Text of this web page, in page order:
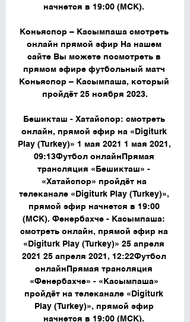
начнется в 19:00 (МСК).
Коньяспор – Касымпаша смотреть
онлайн прямой эфир На нашем
сайте Вы можете посмотреть в
прямом эфире футбольный матч
Коньяспор – Касымпаша, который
пройдёт 25 ноября 2023.
Бешикташ - Хатайспор: смотреть
онлайн, прямой эфир на «Digiturk
Play (Turkey)» 1 мая 2021 1 мая 2021,
09:13Футбол онлайнПрямая
трансляция «Бешикташ» -
«Хатайспор» пройдёт на
телеканале «Digiturk Play (Turkey)»,
прямой эфир начнется в 19:00
(МСК). Фенербахче - Касымпаша:
смотреть онлайн, прямой эфир на
«Digiturk Play (Turkey)» 25 апреля
2021 25 апреля 2021, 12:22Футбол
онлайнПрямая трансляция
«Фенербахче» - «Касымпаша»
пройдёт на телеканале «Digiturk
Play (Turkey)», прямой эфир
начнется в 19:00 (МСК).